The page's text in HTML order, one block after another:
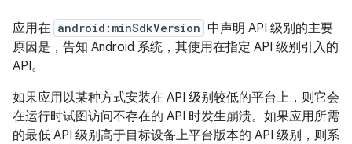
应用在 android:minSdkVersion 中声明 API 级别的主要
原因是，告知 Android 系统，其使用在指定 API 级别引入的
API。
如果应用以某种方式安装在 API 级别较低的平台上，则它会
在运行时试图访问不存在的 API 时发生崩溃。如果应用所需
的最低 API 级别高于目标设备上平台版本的 API 级别，则系